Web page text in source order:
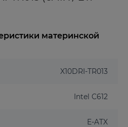
материнской
X10DRI-TR013
Intel C612
E-ATX